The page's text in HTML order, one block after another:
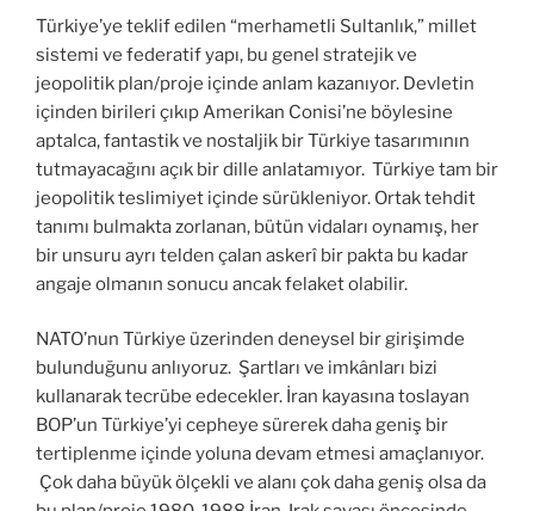
Türkiye’ye teklif edilen “merhametli Sultanlık,” millet
sistemi ve federatif yapı, bu genel stratejik ve
jeopolitik plan/proje içinde anlam kazanıyor. Devletin
içinden birileri çıkıp Amerikan Conisi’ne böylesine
aptalca, fantastik ve nostaljik bir Türkiye tasarımının
tutmayacağını açık bir dille anlatamıyor. Türkiye tam bir
jeopolitik teslimiyet içinde sürükleniyor. Ortak tehdit
tanımı bulmakta zorlanan, bütün vidaları oynamış, her
bir unsuru ayrı telden çalan askerî bir pakta bu kadar
angaje olmanın sonucu ancak felaket olabilir.
NATO’nun Türkiye üzerinden deneysel bir girişimde
bulunduğunu anlıyoruz. Şartları ve imkânları bizi
kullanarak tecrübe edecekler. İran kayasına toslayan
BOP’un Türkiye’yi cepheye sürerek daha geniş bir
tertiplenme içinde yoluna devam etmesi amaçlanıyor.
Çok daha büyük ölçekli ve alanı çok daha geniş olsa da